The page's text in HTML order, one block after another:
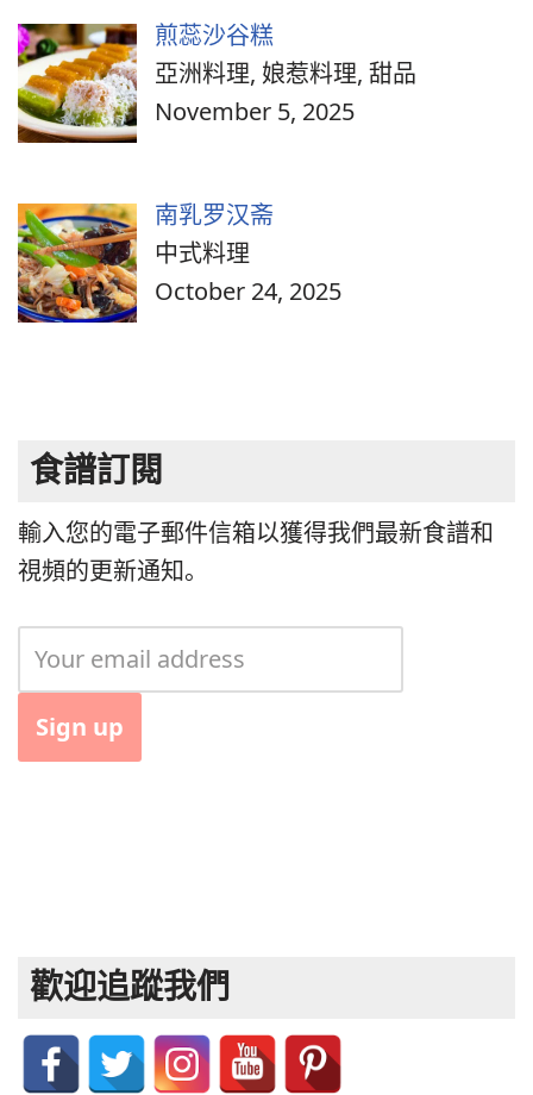
煎蕊沙谷糕
亞洲料理, 娘惹料理, 甜品
November 5, 2025
南乳罗汉斋
中式料理
October 24, 2025
食譜訂閱
輸入您的電子郵件信箱以獲得我們最新食譜和
視頻的更新通知。
歡迎追蹤我們